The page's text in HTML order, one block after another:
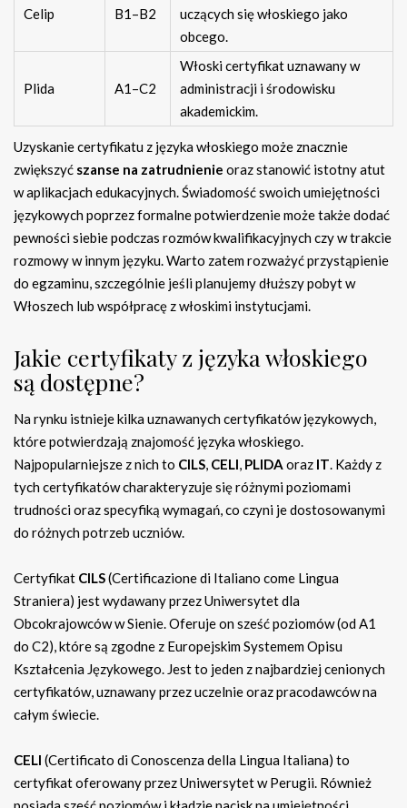
Celip B1–B2
uczących się włoskiego jako
obcego.
Plida A1–C2
Włoski certyfikat uznawany w
administracji i środowisku
akademickim.
Uzyskanie certyfikatu z języka włoskiego może znacznie
zwiększyć szanse na zatrudnienie oraz stanowić istotny atut
w aplikacjach edukacyjnych. Świadomość swoich umiejętności
językowych poprzez formalne potwierdzenie może także dodać
pewności siebie podczas rozmów kwalifikacyjnych czy w trakcie
rozmowy w innym języku. Warto zatem rozważyć przystąpienie
do egzaminu, szczególnie jeśli planujemy dłuższy pobyt w
Włoszech lub współpracę z włoskimi instytucjami.
Jakie certyfikaty z języka włoskiego
są dostępne?
Na rynku istnieje kilka uznawanych certyfikatów językowych,
które potwierdzają znajomość języka włoskiego.
Najpopularniejsze z nich to CILS, CELI, PLIDA oraz IT. Każdy z
tych certyfikatów charakteryzuje się różnymi poziomami
trudności oraz specyfiką wymagań, co czyni je dostosowanymi
do różnych potrzeb uczniów.
Certyfikat CILS(Certificazione di Italiano come Lingua
Straniera) jest wydawany przez Uniwersytet dla
Obcokrajowców w Sienie. Oferuje on sześć poziomów (od A1
do C2), które są zgodne z Europejskim Systemem Opisu
Kształcenia Językowego. Jest to jeden z najbardziej cenionych
certyfikatów, uznawany przez uczelnie oraz pracodawców na
całym świecie.
CELI (Certificato di Conoscenza della Lingua Italiana) to
certyfikat oferowany przez Uniwersytet w Perugii. Również